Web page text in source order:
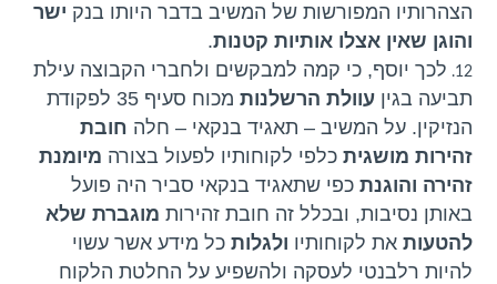
הצהרותיו המפורשות של המשיב בדבר היותו בנק ישר
והוגן שאין אצלו אותיות קטנות.
לכך יוסף, כי קמה למבקשים ולחברי הקבוצה עילת
תביעה בגיןעוולת הרשלנות
מכוח סעיף 35 לפקודת
הנזיקין. על המשיב – תאגיד בנקאי – חלה חובת
זהירות מושגיתכלפי לקוחותיו לפעול בצורה מיומנת
זהירה והוגנת כפי שתאגיד בנקאי סביר היה פועל
באותן נסיבות, ובכלל זה חובת זהירות מוגברת שלא
להטעות את לקוחותיו ולגלות כל מידע אשר עשוי
להיות רלבנטי לעסקה ולהשפיע על החלטת הלקוח